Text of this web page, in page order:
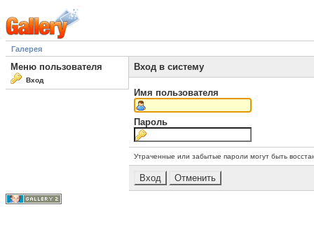
Галерея
Меню пользователя
Вход
Вход в систему
Имя пользователя
Пароль
Утраченные или забытые пароли могут быть